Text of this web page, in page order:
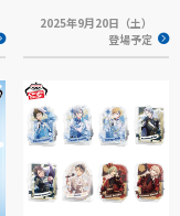
2025年9月20日（土）
登場予定